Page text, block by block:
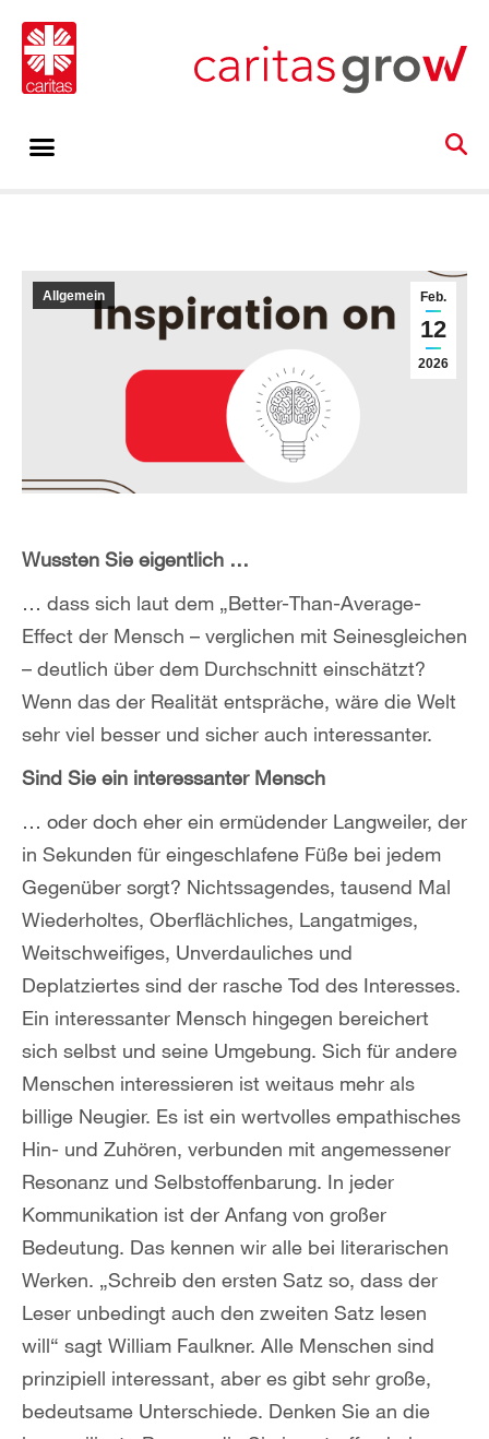
Feb.
12
2026
Allgemein
Wussten Sie eigentlich …
… dass sich laut dem „Better-Than-Average-
Effect der Mensch – verglichen mit Seinesgleichen
– deutlich über dem Durchschnitt einschätzt?
Wenn das der Realität entspräche, wäre die Welt
sehr viel besser und sicher auch interessanter.
Sind Sie ein interessanter Mensch
… oder doch eher ein ermüdender Langweiler, der
in Sekunden für eingeschlafene Füße bei jedem
Gegenüber sorgt? Nichtssagendes, tausend Mal
Wiederholtes, Oberflächliches, Langatmiges,
Weitschweifiges, Unverdauliches und
Deplatziertes sind der rasche Tod des Interesses.
Ein interessanter Mensch hingegen bereichert
sich selbst und seine Umgebung. Sich für andere
Menschen interessieren ist weitaus mehr als
billige Neugier. Es ist ein wertvolles empathisches
Hin- und Zuhören, verbunden mit angemessener
Resonanz und Selbstoffenbarung. In jeder
Kommunikation ist der Anfang von großer
Bedeutung. Das kennen wir alle bei literarischen
Werken. „Schreib den ersten Satz so, dass der
Leser unbedingt auch den zweiten Satz lesen
will“ sagt William Faulkner. Alle Menschen sind
prinzipiell interessant, aber es gibt sehr große,
bedeutsame Unterschiede. Denken Sie an die